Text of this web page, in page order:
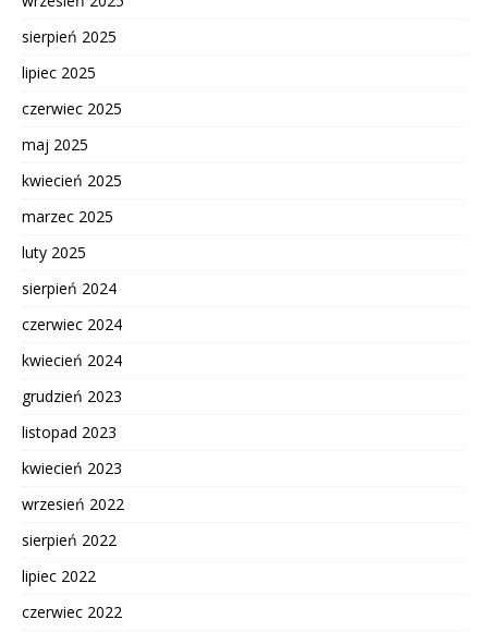
sierpień 2025
lipiec 2025
czerwiec 2025
maj 2025
kwiecień 2025
marzec 2025
luty 2025
sierpień 2024
czerwiec 2024
kwiecień 2024
grudzień 2023
listopad 2023
kwiecień 2023
wrzesień 2022
sierpień 2022
lipiec 2022
czerwiec 2022